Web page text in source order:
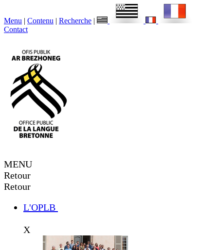
Menu | Contenu | Recherche |
Contact
MENU
Retour
Retour
L'OPLB
X